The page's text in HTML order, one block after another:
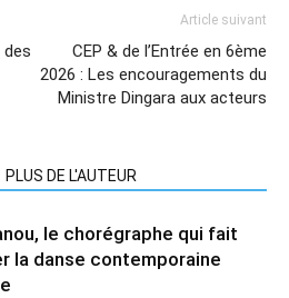
des
Article suivant
CEP & de l’Entrée en 6ème
2026 : Les encouragements du
Ministre Dingara aux acteurs
PLUS DE L'AUTEUR
le chorégraphe qui fait
la danse contemporaine